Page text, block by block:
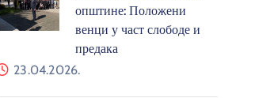
општине: Положени
венци у част слободе и
предака
23.04.2026.